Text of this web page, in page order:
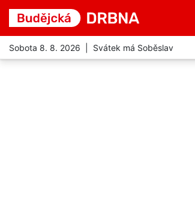
Sobota 8. 8. 2026 | Svátek má Soběslav